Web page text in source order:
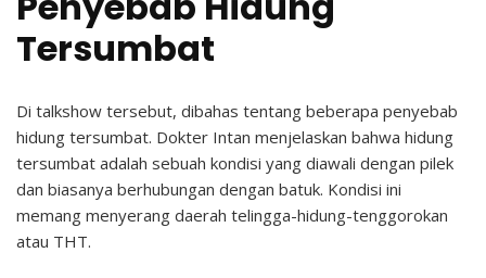
Tersumbat
Di talkshow tersebut, dibahas tentang beberapa penyebab
hidung tersumbat. Dokter Intan menjelaskan bahwa hidung
tersumbat adalah sebuah kondisi yang diawali dengan pilek
dan biasanya berhubungan dengan batuk. Kondisi ini
memang menyerang daerah telingga-hidung-tenggorokan
atau THT.